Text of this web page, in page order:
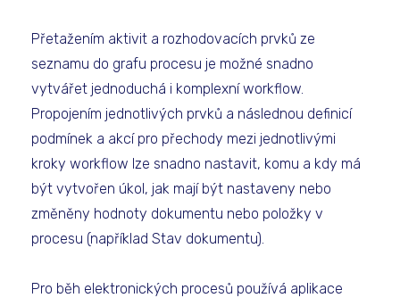
Přetažením aktivit a rozhodovacích prvků ze
seznamu do grafu procesu je možné snadno
vytvářet jednoduchá i komplexní workflow.
Propojením jednotlivých prvků a následnou definicí
podmínek a akcí pro přechody mezi jednotlivými
kroky workflow lze snadno nastavit, komu a kdy má
být vytvořen úkol, jak mají být nastaveny nebo
změněny hodnoty dokumentu nebo položky v
procesu (například Stav dokumentu).
Pro běh elektronických procesů používá aplikace